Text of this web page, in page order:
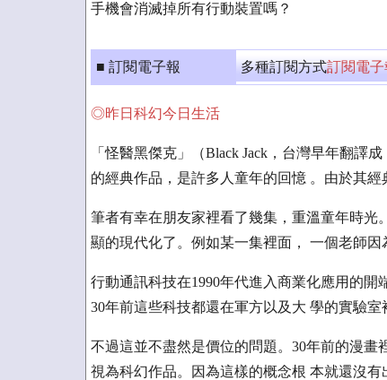
手機會消滅掉所有行動裝置嗎？
■ 訂閱電子報 多種訂閱方式訂閱電子
◎昨日科幻今日生活
「怪醫黑傑克」（Black Jack，台灣早年翻譯
的經典作品，是許多人童年的回憶 。由於其經
筆者有幸在朋友家裡看了幾集，重溫童年時光
顯的現代化了。例如某一集裡面， 一個老師
行動通訊科技在1990年代進入商業化應用的開
30年前這些科技都還在軍方以及大 學的實驗
不過這並不盡然是價位的問題。30年前的漫
視為科幻作品。因為這樣的概念根 本就還沒